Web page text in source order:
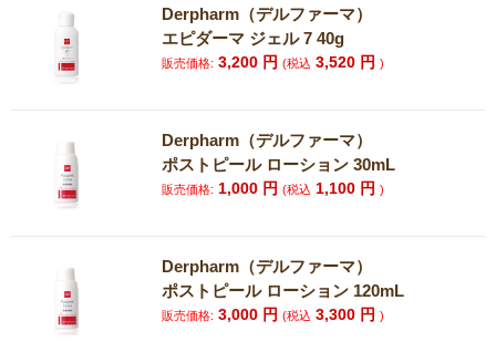
Derpharm（デルファーマ）
エピダーマ ジェル 7 40g
販売価格: 3,200 円(税込 3,520 円)
Derpharm（デルファーマ）
ポストピール ローション 30mL
販売価格: 1,000 円(税込 1,100 円)
Derpharm（デルファーマ）
ポストピール ローション 120mL
販売価格: 3,000 円(税込 3,300 円)